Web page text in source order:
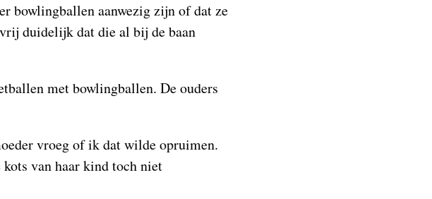
bowlingballen aanwezig zijn of dat ze
duidelijk dat die al bij de baan
met bowlingballen. De ouders
vroeg of ik dat wilde opruimen.
van haar kind toch niet